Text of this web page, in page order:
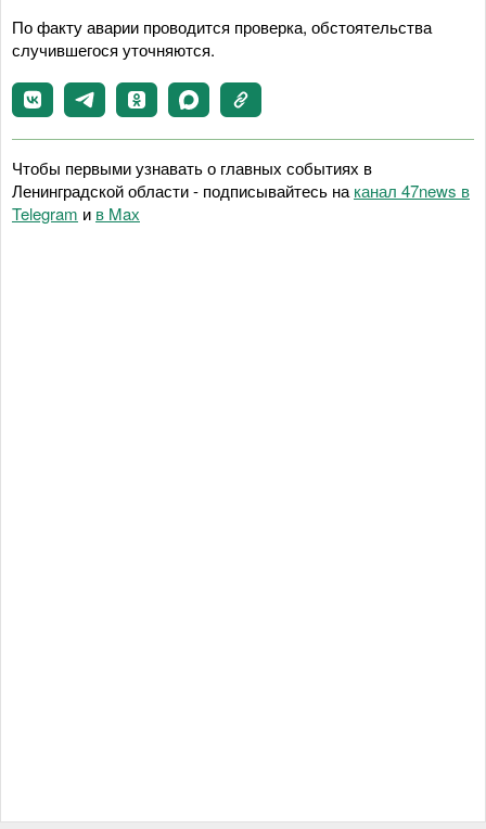
По факту аварии проводится проверка, обстоятельства
случившегося уточняются.
Чтобы первыми узнавать о главных событиях в
Ленинградской области - подписывайтесь на канал 47news в
Telegram и в Maх